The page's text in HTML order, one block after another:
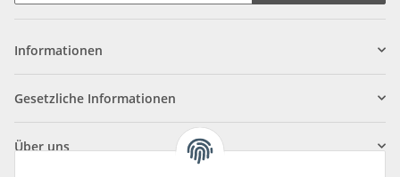
Informationen
Gesetzliche Informationen
Über uns